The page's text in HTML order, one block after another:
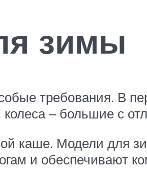
зимы
требования. В
‒ большие с
каше. Модели для
и обеспечивают